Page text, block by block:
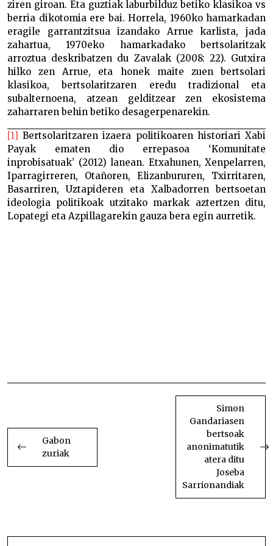
ziren giroan. Eta guztiak laburbilduz betiko klasikoa vs
berria dikotomia ere bai. Horrela, 1960ko hamarkadan
eragile garrantzitsua izandako Arrue karlista, jada
zahartua, 1970eko hamarkadako bertsolaritzak
arroztua deskribatzen du Zavalak (2008: 22). Gutxira
hilko zen Arrue, eta honek maite zuen bertsolari
klasikoa, bertsolaritzaren eredu tradizional eta
subalternoena, atzean gelditzear zen ekosistema
zaharraren behin betiko desagerpenarekin.
[1]
Bertsolaritzaren izaera politikoaren historiari Xabi
Payak ematen dio errepasoa ‘Komunitate
inprobisatuak’ (2012) lanean. Etxahunen, Xenpelarren,
Iparragirreren, Otañoren, Elizanbururen, Txirritaren,
Basarriren, Uztapideren eta Xalbadorren bertsoetan
ideologia politikoak utzitako markak aztertzen ditu,
Lopategi eta Azpillagarekin gauza bera egin aurretik.
NABIGATU
Gabon
zuriak
Simon
Gandariasen
bertsoak
anonimatutik
atera ditu
Joseba
Sarrionandiak